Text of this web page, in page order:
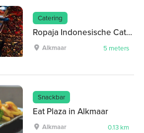
Catering
Ropaja Indonesische Catering
Alkmaar 5 meters
Snackbar
Eat Plaza in Alkmaar
Alkmaar 0.13 km